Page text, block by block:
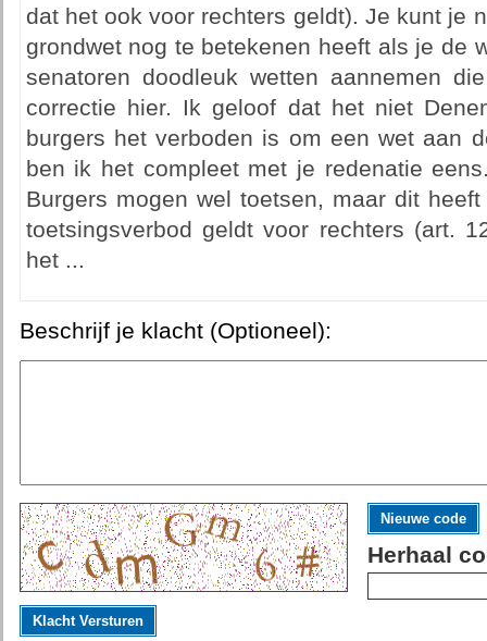
dat het ook voor rechters geldt). Je kunt je
grondwet nog te betekenen heeft als je de
senatoren doodleuk wetten aannemen
correctie hier. Ik geloof dat het niet
burgers het verboden is om een wet aan
ben ik het compleet met je redenatie
Burgers mogen wel toetsen, maar dit
toetsingsverbod geldt voor rechters (art.
het ...
Beschrijf je klacht (Optioneel):
Nieuwe code
Herhaal
Klacht Versturen